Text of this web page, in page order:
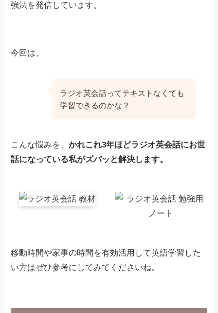
強法を発信しています。
今回は、
ラジオ英会話ってテキストなくても
学習できるのかな？
こんな悩みを、かれこれ3年ほどラジオ英会話にお世
話になっている私がズバッと解決します。
移動時間や家事の時間を有効活用して英語学習した
い方はぜひ参考にしてみてくださいね。